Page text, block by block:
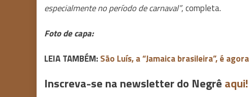
especialmente no período de carnaval”, completa.
Foto de capa:
LEIA TAMBÉM:São Luís, a “Jamaica brasileira”, é
Inscreva-se na newsletter do Negrê aqui!